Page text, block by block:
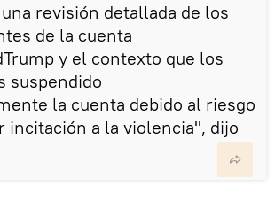
revisión detallada de los
de la cuenta
y el contexto que los
suspendido
la cuenta debido al riesgo
incitación a la violencia", dijo